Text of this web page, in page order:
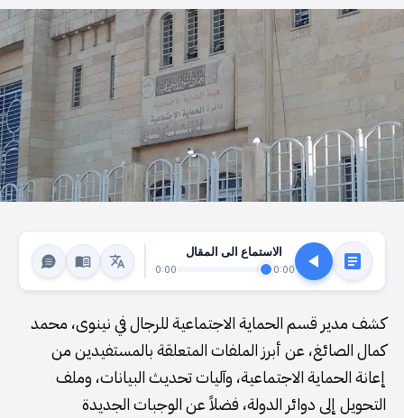
الاستماع الى المقال
0:00
0:00
كشف مدير قسم الحماية الاجتماعية للرجال في نينوى، محمد
كمال الصائغ، عن أبرز الملفات المتعلقة بالمستفيدين من
إعانة الحماية الاجتماعية، وآليات تحديث البيانات، وملف
التحويل إلى دوائر الدولة، فضلاً عن الوجبات الجديدة